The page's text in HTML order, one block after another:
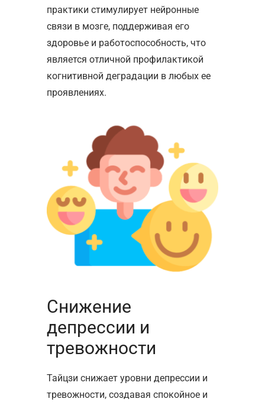
практики стимулирует нейронные
связи в мозге, поддерживая его
здоровье и работоспособность, что
является отличной профилактикой
когнитивной деградации в любых ее
проявлениях.
Снижение
депрессии и
тревожности
Тайцзи снижает уровни депрессии и
тревожности, создавая спокойное и